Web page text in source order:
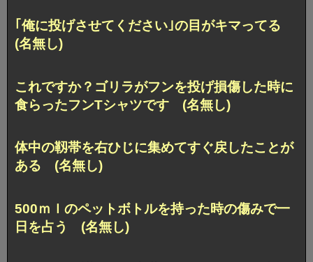
｢俺に投げさせてください｣の目がキマってる
(名無し)
これですか？ゴリラがフンを投げ損傷した時に
食らったフンTシャツです (名無し)
体中の靱帯を右ひじに集めてすぐ戻したことが
ある (名無し)
500ｍｌのペットボトルを持った時の傷みで一
日を占う (名無し)